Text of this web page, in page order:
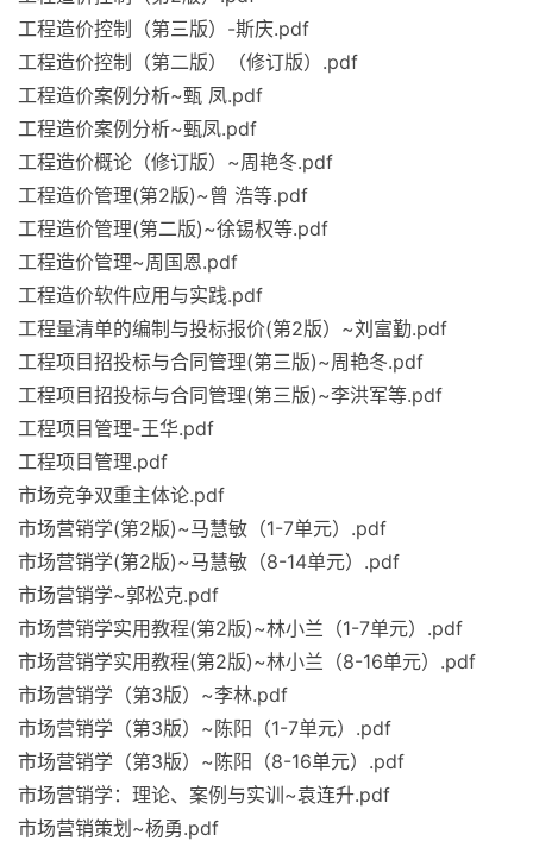
工程造价控制（第三版）-斯庆.pdf
工程造价控制（第二版）（修订版）.pdf
工程造价案例分析~甄 凤.pdf
工程造价案例分析~甄凤.pdf
工程造价概论（修订版）~周艳冬.pdf
工程造价管理(第2版)~曾 浩等.pdf
工程造价管理(第二版)~徐锡权等.pdf
工程造价管理~周国恩.pdf
工程造价软件应用与实践.pdf
工程量清单的编制与投标报价(第2版）~刘富勤.pdf
工程项目招投标与合同管理(第三版)~周艳冬.pdf
工程项目招投标与合同管理(第三版)~李洪军等.pdf
工程项目管理-王华.pdf
工程项目管理.pdf
市场竞争双重主体论.pdf
市场营销学(第2版)~马慧敏（1-7单元）.pdf
市场营销学(第2版)~马慧敏（8-14单元）.pdf
市场营销学~郭松克.pdf
市场营销学实用教程(第2版)~林小兰（1-7单元）.pdf
市场营销学实用教程(第2版)~林小兰（8-16单元）.pdf
市场营销学（第3版）~李林.pdf
市场营销学（第3版）~陈阳（1-7单元）.pdf
市场营销学（第3版）~陈阳（8-16单元）.pdf
市场营销学：理论、案例与实训~袁连升.pdf
市场营销策划~杨勇.pdf